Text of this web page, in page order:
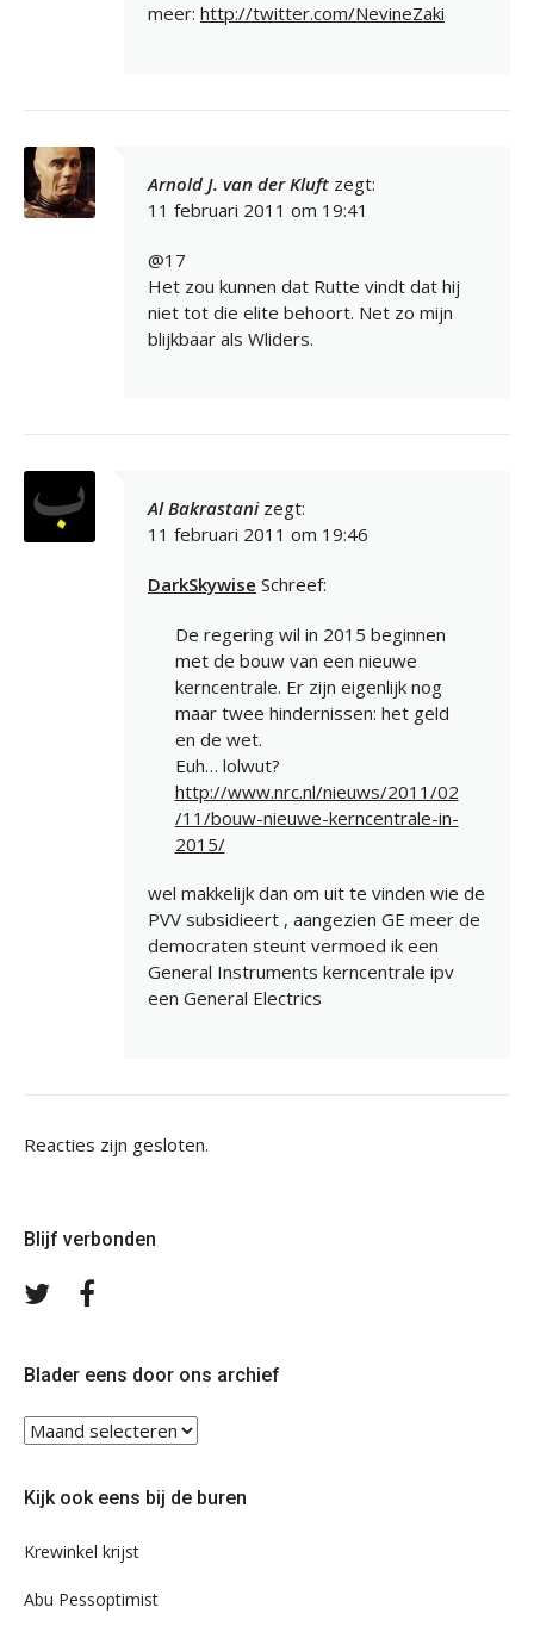
meer: http://twitter.com/NevineZaki
Arnold J. van der Kluft zegt:
11 februari 2011 om 19:41
@17
Het zou kunnen dat Rutte vindt dat hij
niet tot die elite behoort. Net zo mijn
blijkbaar als Wliders.
Al Bakrastani zegt:
11 februari 2011 om 19:46
DarkSkywise Schreef:
De regering wil in 2015 beginnen
met de bouw van een nieuwe
kerncentrale. Er zijn eigenlijk nog
maar twee hindernissen: het geld
en de wet.
Euh… lolwut?
http://www.nrc.nl/nieuws/2011/02
/11/bouw-nieuwe-kerncentrale-in-
2015/
wel makkelijk dan om uit te vinden wie de
PVV subsidieert , aangezien GE meer de
democraten steunt vermoed ik een
General Instruments kerncentrale ipv
een General Electrics
Reacties zijn gesloten.
Blijf verbonden
Volg
Blader eens door ons archief
Blader
ons
Kijk ook eens bij de buren
Krewinkel krijst
Abu Pessoptimist